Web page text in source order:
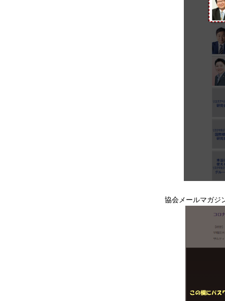
協会メールマガジ